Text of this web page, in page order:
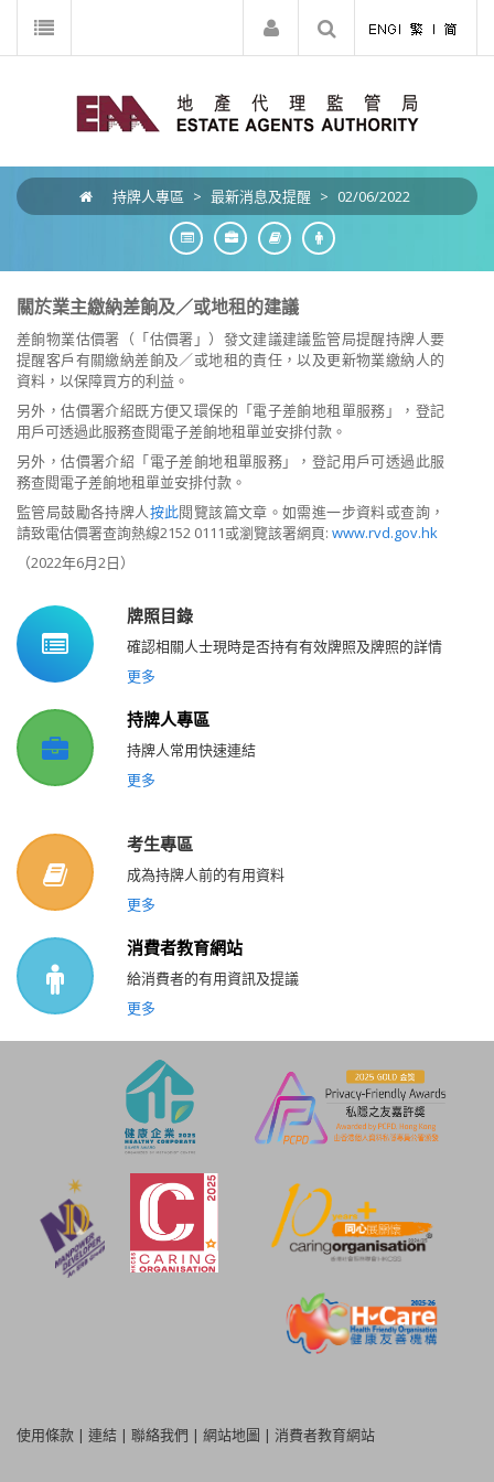
持牌人專區 > 最新消息及提醒 > 02/06/2022
關於業主繳納差餉及／或地租的建議
差餉物業估價署（「估價署」）發文建議建議監管局提醒持牌人要
提醒客戶有關繳納差餉及／或地租的責任，以及更新物業繳納人的
資料，以保障買方的利益。
另外，估價署介紹既方便又環保的「電子差餉地租單服務」，登記
用戶可透過此服務查閱電子差餉地租單並安排付款。
另外，估價署介紹「電子差餉地租單服務」，登記用戶可透過此服
務查閱電子差餉地租單並安排付款。
監管局鼓勵各持牌人按此閱覽該篇文章。如需進一步資料或查詢，
請致電估價署查詢熱線2152 0111或瀏覽該署網頁: www.rvd.gov.hk
（2022年6月2日）
牌照目錄
確認相關人士現時是否持有有效牌照及牌照的詳情
更多
持牌人專區
持牌人常用快速連結
更多
考生專區
成為持牌人前的有用資料
更多
消費者教育網站
給消費者的有用資訊及提議
更多
使用條款 | 連結 | 聯絡我們 | 網站地圖 | 消費者教育網站